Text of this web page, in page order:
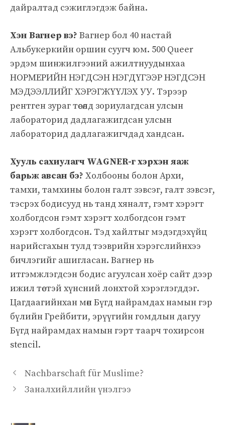
дайралтад сэжиглэгдэж байна.
Хэн Вагнер вэ? Вагнер бол 40 настай
Альбукеркийн оршин суугч юм. 500 Queer
эрдэм шинжилгээний ажилтнуудынхаа
НОРМЕРИЙН НЭГДСЭН НЭГДҮГЭЭР НЭГДСЭН
МЭДЭЭЛЛИЙГ ХЭРЭГЖҮҮЛЭХ УУ. Тэрээр
рентген зураг төсөлд зориулагдсан улсын
лабораторид дадлагажигдсан улсын
лабораторид дадлагажигчдад хандсан.
Хууль сахиулагч WAGNER-г хэрхэн яаж
барьж авсан бэ? Холбооны болон Архи,
тамхи, тамхины болон галт зэвсэг, галт зэвсэг,
тэсрэх бодисууд нь танд хяналт, гэмт хэрэгт
холбогдсон гэмт хэрэгт холбогдсон гэмт
хэрэгт холбогдсон. Тэд хайлтыг мэдэгдэхүйц
нарийсгахын тулд тээврийн хэрэгслийнхээ
бичлэгийг ашигласан. Вагнер нь
итгэмжлэгдсэн бодис агуулсан хоёр сайт дээр
ижил төстэй хүнсний лонхтой хэрэглэгддэг.
Цагдаагийнхан мөн Бүгд найрамдах намын гэр
бүлийн Грейбити, эрүүгийн гомдлын дагуу
Бүгд найрамдах намын гэрт таарч тохирсон
stencil.
Nachbarschaft für Muslime?
Заналхийллийн үнэлгээ